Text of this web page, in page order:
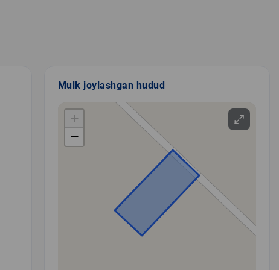
Mulk joylashgan hudud
+
−